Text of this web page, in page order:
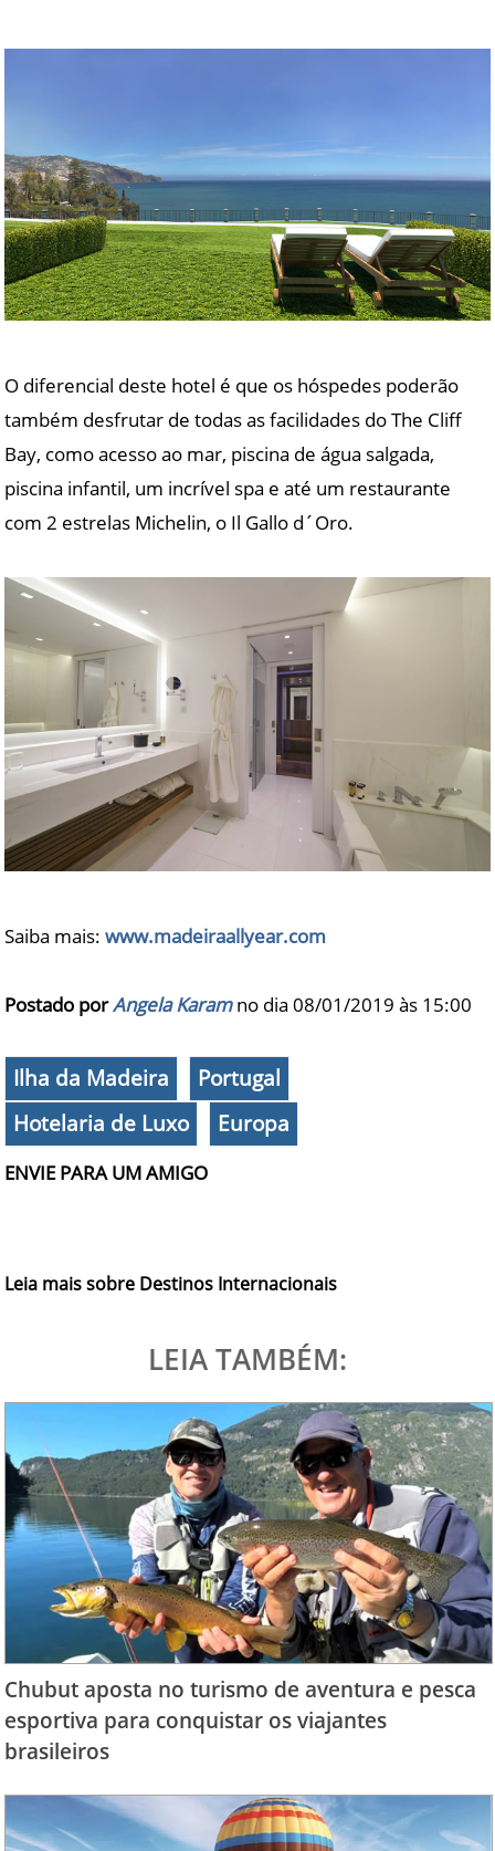
O diferencial deste hotel é que os hóspedes poderão
também desfrutar de todas as facilidades do The Cliff
Bay, como acesso ao mar, piscina de água salgada,
piscina infantil, um incrível spa e até um restaurante
com 2 estrelas Michelin, o Il Gallo d´Oro.
Saiba mais:www.madeiraallyear.com
Postado porAngela Karamno dia 08/01/2019 às 15:00
Ilha da Madeira
Portugal
Hotelaria de Luxo
Europa
ENVIE PARA UM AMIGO
Leia mais sobre Destinos Internacionais
LEIA TAMBÉM:
Chubut aposta no turismo de aventura e pesca
esportiva para conquistar os viajantes
brasileiros